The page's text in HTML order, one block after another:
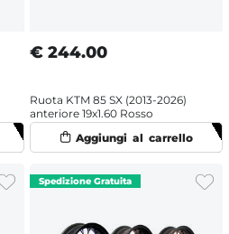
€ 244.00
Ruota KTM 85 SX (2013-2026)
anteriore 19x1.60 Rosso